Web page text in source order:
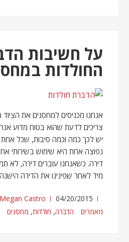
על חשיבות
החולדות
אנחנו מכניסים למחסנים את הציוד
צריכים לדעת שהוא בטוח מדוע
יש לכך כמה וכמה סיבות, שכל
נפוצה אחת היא שימוש בשירותי
דירה. כשאנחנו עוברים דירה, לא
מיד לאחר שפינינו את הדירה
04/20/2015
Megan Castro
מאמרים
הדברה, חולדות, מחסנים